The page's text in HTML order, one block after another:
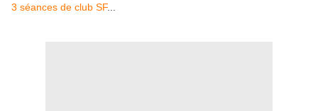
3 séances de club SF...